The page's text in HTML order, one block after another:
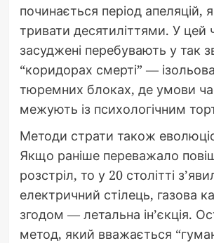
починається період апеляцій,
тривати десятиліттями. У цей
засуджені перебувають у так
“коридорах смерті” —
тюремних блоках, де умови
межують із психологічним
Методи страти також
Якщо раніше переважало
розстріл, то у 20 столітті
електричний стілець, газова
згодом — летальна ін’єкція.
метод, який вважається